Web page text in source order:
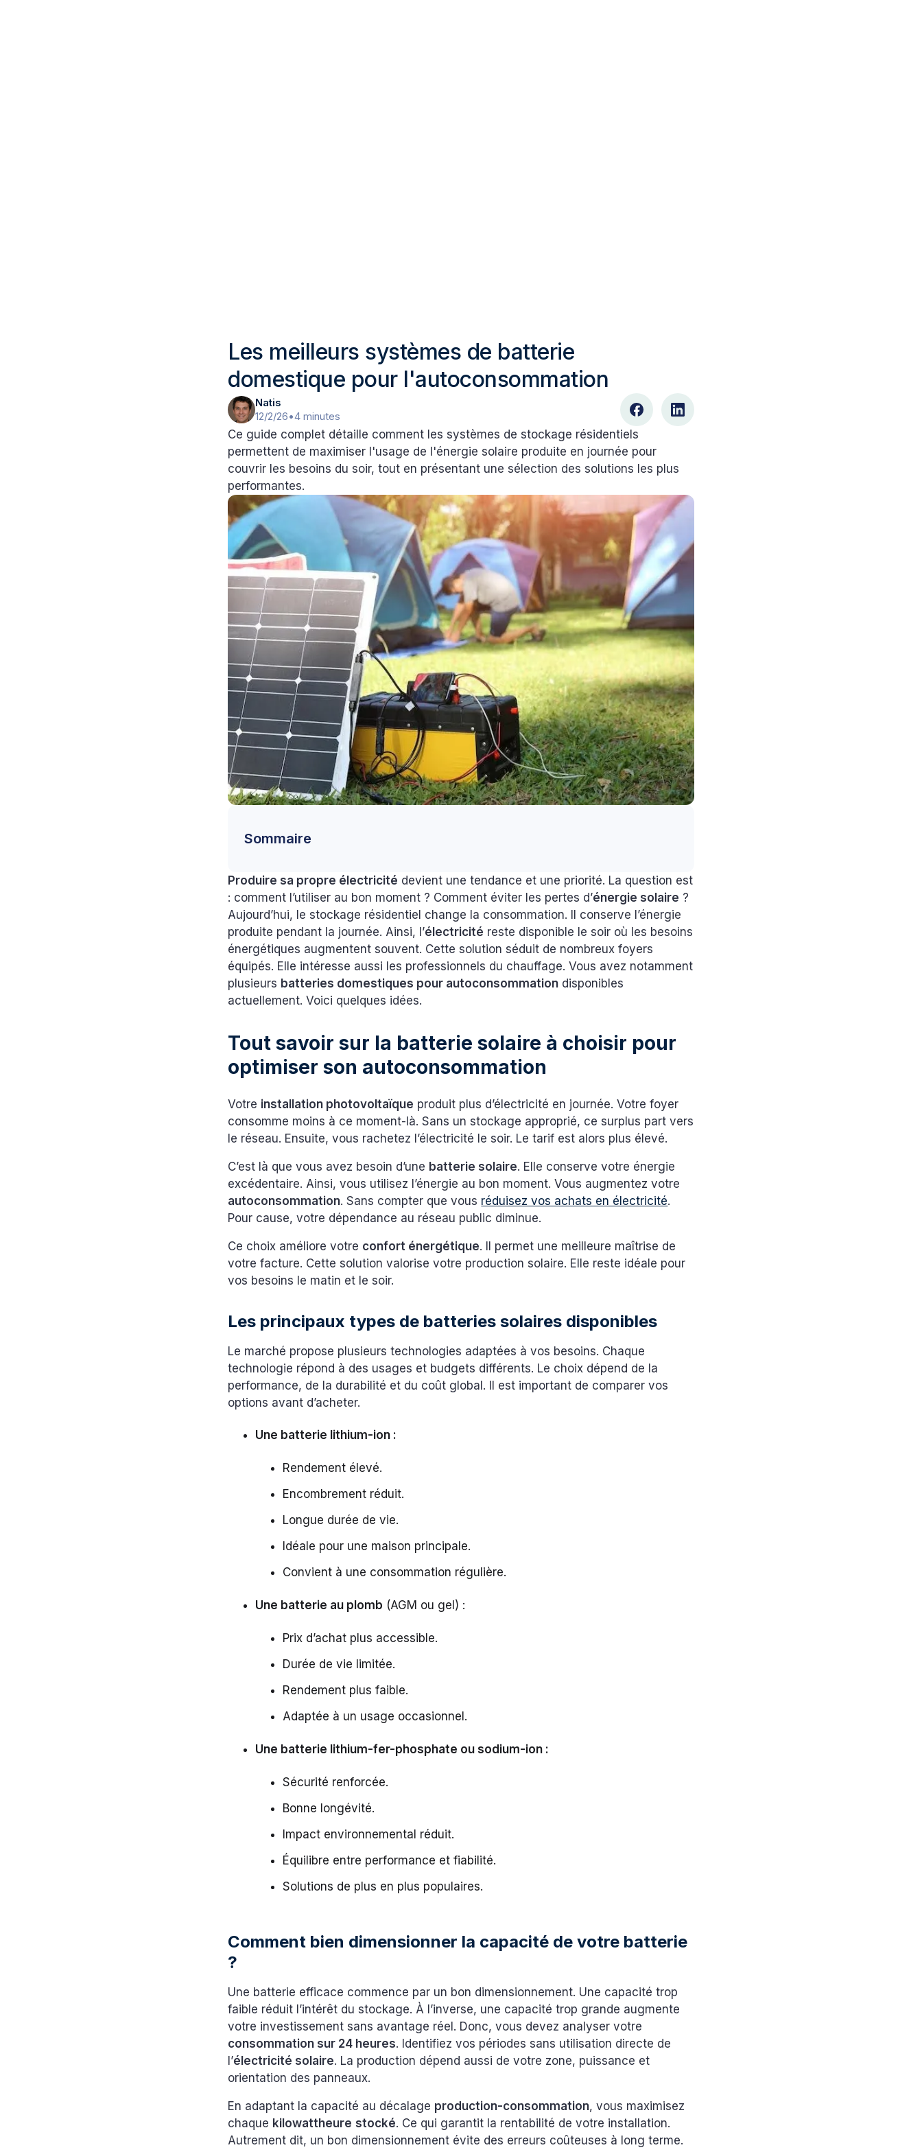
Les meilleurs systèmes de batterie
domestique pour l'autoconsommation
Natis
12/2/26•4 minutes
Ce guide complet détaille comment les systèmes de stockage résidentiels
permettent de maximiser l'usage de l'énergie solaire produite en journée pour
couvrir les besoins du soir, tout en présentant une sélection des solutions les plus
performantes.
Sommaire
Produire sa propre électricité devient une tendance et une priorité. La question est
: comment l’utiliser au bon moment ? Comment éviter les pertes d’énergie solaire ?
Aujourd’hui, le stockage résidentiel change la consommation. Il conserve l’énergie
produite pendant la journée. Ainsi, l’électricité reste disponible le soir où les besoins
énergétiques augmentent souvent. Cette solution séduit de nombreux foyers
équipés. Elle intéresse aussi les professionnels du chauffage. Vous avez notamment
plusieurs batteries domestiques pour autoconsommation disponibles
actuellement. Voici quelques idées.
Tout savoir sur la batterie solaire à choisir pour
optimiser son autoconsommation
Votre installation photovoltaïque produit plus d’électricité en journée. Votre foyer
consomme moins à ce moment-là. Sans un stockage approprié, ce surplus part vers
le réseau. Ensuite, vous rachetez l’électricité le soir. Le tarif est alors plus élevé.
C’est là que vous avez besoin d’une batterie solaire. Elle conserve votre énergie
excédentaire. Ainsi, vous utilisez l’énergie au bon moment. Vous augmentez votre
autoconsommation. Sans compter que vous réduisez vos achats en électricité.
Pour cause, votre dépendance au réseau public diminue.
Ce choix améliore votre confort énergétique. Il permet une meilleure maîtrise de
votre facture. Cette solution valorise votre production solaire. Elle reste idéale pour
vos besoins le matin et le soir.
Les principaux types de batteries solaires disponibles
Le marché propose plusieurs technologies adaptées à vos besoins. Chaque
technologie répond à des usages et budgets différents. Le choix dépend de la
performance, de la durabilité et du coût global. Il est important de comparer vos
options avant d’acheter.
Une batterie lithium-ion :
Rendement élevé.
Encombrement réduit.
Longue durée de vie.
Idéale pour une maison principale.
Convient à une consommation régulière.
Une batterie au plomb (AGM ou gel) :
Prix d’achat plus accessible.
Durée de vie limitée.
Rendement plus faible.
Adaptée à un usage occasionnel.
Une batterie lithium-fer-phosphate ou sodium-ion :
Sécurité renforcée.
Bonne longévité.
Impact environnemental réduit.
Équilibre entre performance et fiabilité.
Solutions de plus en plus populaires.
Comment bien dimensionner la capacité de votre batterie
?
Une batterie efficace commence par un bon dimensionnement. Une capacité trop
faible réduit l’intérêt du stockage. À l’inverse, une capacité trop grande augmente
votre investissement sans avantage réel. Donc, vous devez analyser votre
consommation sur 24 heures. Identifiez vos périodes sans utilisation directe de
l’électricité solaire. La production dépend aussi de votre zone, puissance et
orientation des panneaux.
En adaptant la capacité au décalage production-consommation, vous maximisez
chaque kilowattheure stocké. Ce qui garantit la rentabilité de votre installation.
Autrement dit, un bon dimensionnement évite des erreurs coûteuses à long terme.